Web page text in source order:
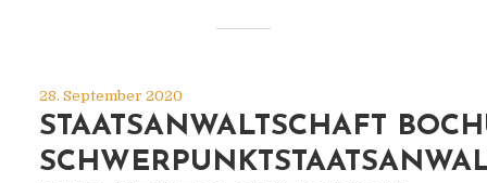
28. September 2020
STAATSANWALTSCHAFT